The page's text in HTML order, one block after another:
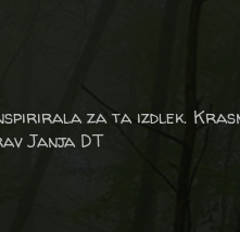
za ta izdlek.
Janja DT